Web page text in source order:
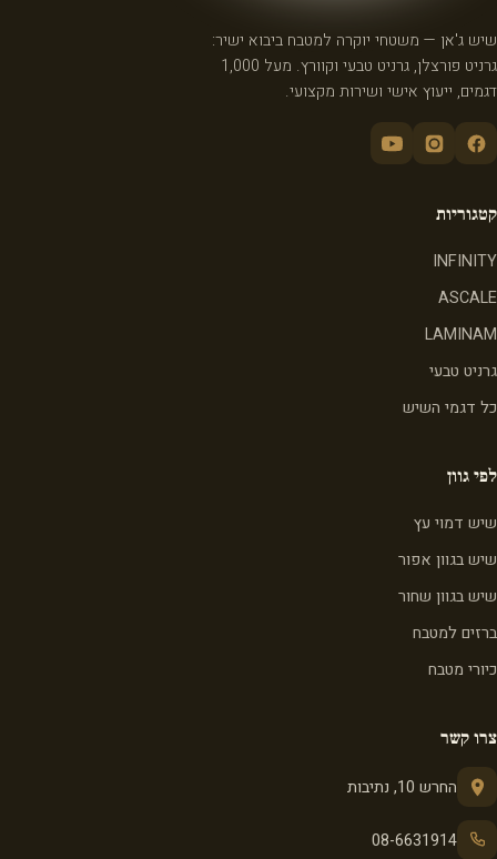
שיש ג'אן — משטחי יוקרה למטבח ביבוא ישיר:
גרניט פורצלן, גרניט טבעי וקוורץ. מעל 1,000
דגמים, ייעוץ אישי ושירות מקצועי.
קטגוריות
INFINITY
ASCALE
LAMINAM
גרניט טבעי
כל דגמי השיש
לפי גוון
שיש דמוי עץ
שיש בגוון אפור
שיש בגוון שחור
ברזים למטבח
כיורי מטבח
צרו קשר
החרש 10, נתיבות
08-6631914